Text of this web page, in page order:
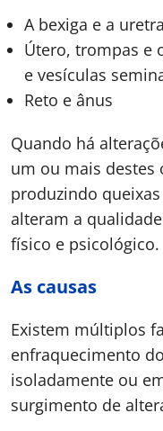
A bexiga e a uretra
Útero, trompas e
e vesículas
Reto e ânus
Quando há
um ou mais destes
produzindo
alteram a
físico e psicológico.
As causas
Existem múltiplos
enfraquecimento
isoladamente ou
surgimento de